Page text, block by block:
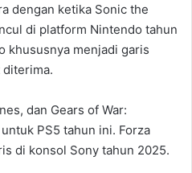
dengan ketika Sonic the
di platform Nintendo tahun
khususnya menjadi garis
dan Gears of War:
PS5 tahun ini. Forza
di konsol Sony tahun 2025.